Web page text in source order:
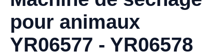
pour animaux
YR06577 - YR06578